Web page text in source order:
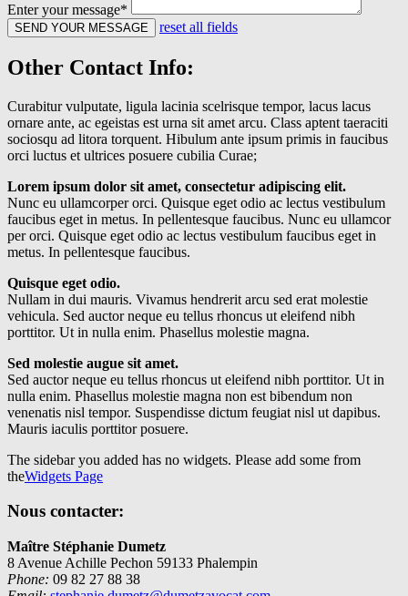
Enter your message*
reset all fields
Other Contact Info:
Curabitur vulputate, ligula lacinia scelrisque tempor, lacus lacus
ornare ante, ac egeistas est urna sit amet arcu. Class aptent taeraciti
sociosqu ad litora torquent. Hibulum ante ipsum primis in faucibus
orci luctus et ultrices posuere cubilia Curae;
Lorem ipsum dolor sit amet, consectetur adipiscing elit.
Nunc eu ullamcorper orci. Quisque eget odio ac lectus vestibulum
faucibus eget in metus. In pellentesque faucibus. Nunc eu ullamcor
per orci. Quisque eget odio ac lectus vestibulum faucibus eget in
metus. In pellentesque faucibus.
Quisque eget odio.
Nullam in dui mauris. Vivamus hendrerit arcu sed erat molestie
vehicula. Sed auctor neque eu tellus rhoncus ut eleifend nibh
porttitor. Ut in nulla enim. Phasellus molestie magna.
Sed molestie augue sit amet.
Sed auctor neque eu tellus rhoncus ut eleifend nibh porttitor. Ut in
nulla enim. Phasellus molestie magna non est bibendum non
venenatis nisl tempor. Suspendisse dictum feugiat nisl ut dapibus.
Mauris iaculis porttitor posuere.
The sidebar you added has no widgets. Please add some from
theWidgets Page
Nous contacter:
Maître Stéphanie Dumetz
8 Avenue Achille Pechon 59133 Phalempin
Phone: 09 82 27 88 38